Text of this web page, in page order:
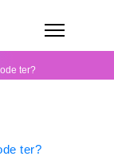
ter?
ter?